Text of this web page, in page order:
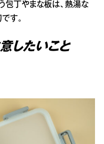
う包丁やまな板は、熱湯な
す。
したいこと